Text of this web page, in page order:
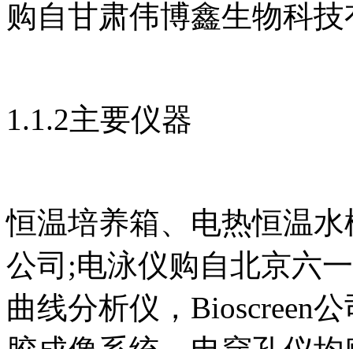
购自甘肃伟博鑫生物科
1.1.2主要仪器
恒温培养箱、电热恒温
公司;电泳仪购自北京六
曲线分析仪，Bioscreen